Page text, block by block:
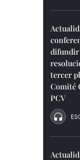
difundir
tercer
Comité
PCV